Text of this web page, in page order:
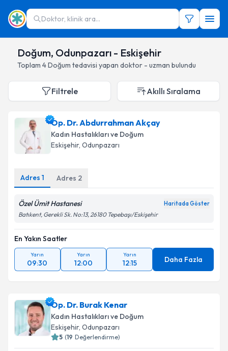
Doktor, klinik ara...
Doğum, Odunpazarı - Eskişehir
Toplam 4Doğum tedavisi yapan doktor - uzman bulundu
Filtrele Akıllı Sıralama
Op. Dr. Abdurrahman Akçay
Kadın Hastalıkları ve Doğum
Eskişehir, Odunpazarı
Adres 1 Adres 2
Özel Ümit Hastanesi Haritada Göster
Batıkent, Gerekli Sk. No:13, 26180 Tepebaşı/Eskişehir
En Yakın Saatler
Yarın
09:30
Yarın
12:00
Yarın
12:15 Daha Fazla
Op. Dr. Burak Kenar
Kadın Hastalıkları ve Doğum
Eskişehir, Odunpazarı
5 (19 Değerlendirme)